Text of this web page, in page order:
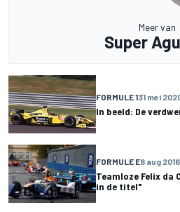
Meer van
Super
FORMULE 131 mei
In beeld: De
FORMULE E8 aug 2016
Teamloze Felix
in de titel"